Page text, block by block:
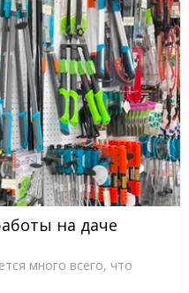
на даче
много всего, что